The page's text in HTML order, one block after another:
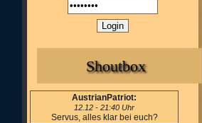
Shoutbox
AustrianPatriot:
12.12 - 21:40 Uhr
Servus, alles klar bei euch?